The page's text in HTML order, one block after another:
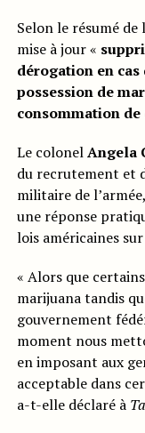
Selon le résumé
mise à jour «
dérogation en
possession de
consommation
Le colonelAngela
du recrutement et
militaire de
une réponse
lois américaines
« Alors que
marijuana tandis
gouvernement
moment nous
en imposant aux
acceptable dans
a-t-elle déclaré à